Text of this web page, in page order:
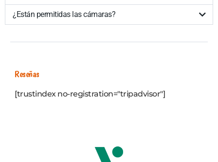
¿Están permitidas las cámaras?
Reseñas
[trustindex no-registration="tripadvisor"]